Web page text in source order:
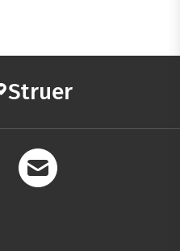
Struer